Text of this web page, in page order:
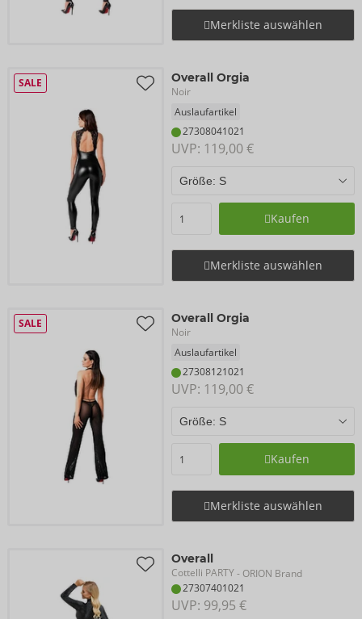
Merkliste auswählen
SALE Overall Orgia
Noir
Auslaufartikel
27308041021
UVP: 119,00 €
Kaufen
Merkliste auswählen
SALE Overall Orgia
Noir
Auslaufartikel
27308121021
UVP: 119,00 €
Kaufen
Merkliste auswählen
Overall
Cottelli PARTY- ORION Brand
27307401021
UVP: 99,95 €